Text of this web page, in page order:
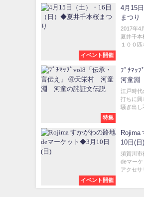
イベント開催
4月15
まつり
2017年4
夏井千本
１００
特集
ﾌﾟﾁﾏｯﾌﾟ
河童淵
江戸時代
打ちに興
騒ぎ出し
イベント開催
Rojima
10日(日)
須賀川
deマーケ
アクセサ